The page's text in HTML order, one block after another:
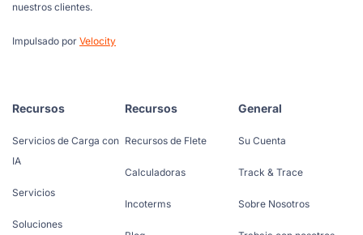
nuestros clientes.
Impulsado por Velocity
Recursos
Servicios de Carga con
IA
Servicios
Soluciones
Recursos
Recursos de Flete
Calculadoras
Incoterms
General
Su Cuenta
Track & Trace
Sobre Nosotros